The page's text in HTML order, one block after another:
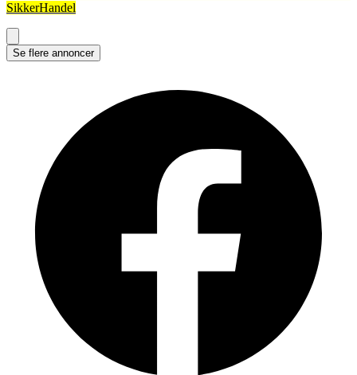
SikkerHandel
Se flere annoncer